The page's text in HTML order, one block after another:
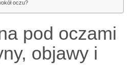
oczu?
pod oczami
objawy i